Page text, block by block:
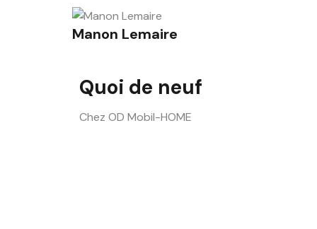
Manon Lemaire
Quoi de neuf
Chez OD Mobil-HOME